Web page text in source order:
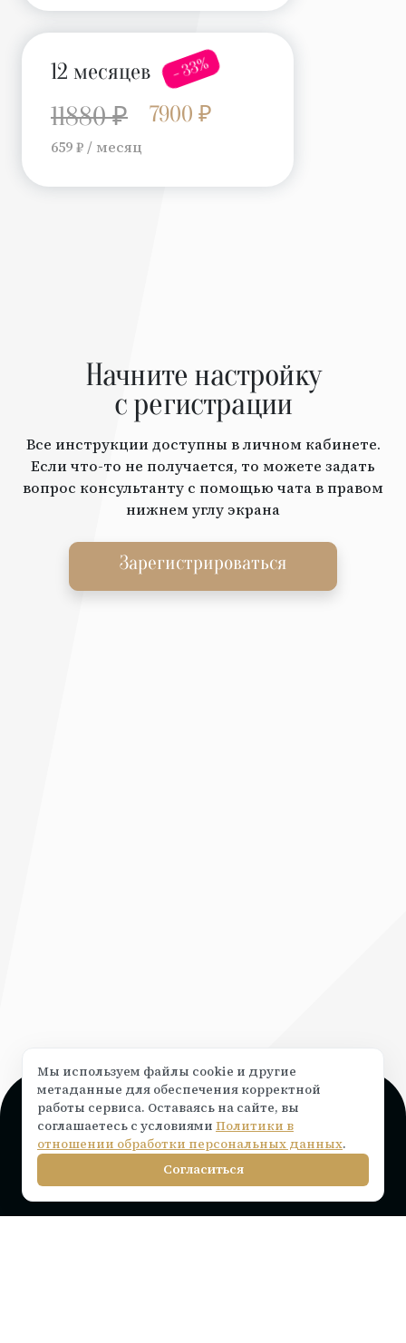
12 месяцев - 33%
11880 ₽ 7900 ₽
659 ₽ / месяц
Начните настройку
с регистрации
Все инструкции доступны в личном кабинете.
Если что-то не получается, то можете задать
вопрос консультанту с помощью чата в правом
нижнем углу экрана
Зарегистрироваться
Поддержка и консультация
Чат на сайте ⟶написать
info@rocketr.ru
Telegram-канал
Мы используем файлы cookie и другие
метаданные для обеспечения корректной
работы сервиса. Оставаясь на сайте, вы
соглашаетесь с условиями Политики в
отношении обработки персональных данных.
Согласиться